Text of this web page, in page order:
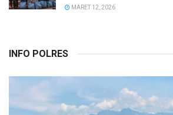
MARET 12, 2026
INFO POLRES